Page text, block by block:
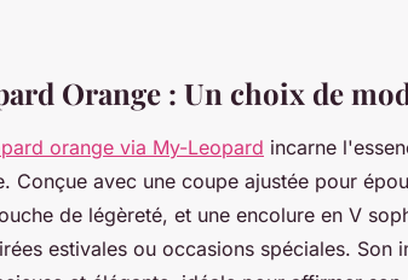
Orange : Un choix de
orange via My-Leopard incarne
Conçue avec une coupe ajustée pour
de légèreté, et une encolure en V
estivales ou occasions spéciales. Son